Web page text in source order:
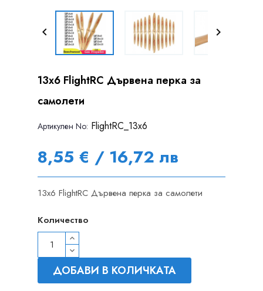
 
13x6 FlightRC Дървена перка за
самолети
Артикулен Nо: FlightRC_13x6
8,55 € / 16,72 лв
13x6 FlightRC Дървена перка за самолети
Количество
ДОБАВИ В КОЛИЧКАТА